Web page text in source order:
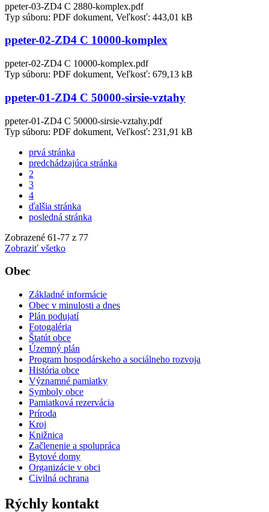
ppeter-03-ZD4 C 2880-komplex.pdf
Typ súboru: PDF dokument, Veľkosť: 443,01 kB
ppeter-02-ZD4 C 10000-komplex
ppeter-02-ZD4 C 10000-komplex.pdf
Typ súboru: PDF dokument, Veľkosť: 679,13 kB
ppeter-01-ZD4 C 50000-sirsie-vztahy
ppeter-01-ZD4 C 50000-sirsie-vztahy.pdf
Typ súboru: PDF dokument, Veľkosť: 231,91 kB
prvá stránka
predchádzajúca stránka
2
3
4
ďalšia stránka
posledná stránka
Zobrazené 61-77 z 77
Zobraziť všetko
Obec
Základné informácie
Obec v minulosti a dnes
Plán podujatí
Fotogaléria
Štatút obce
Územný plán
Program hospodárskeho a sociálneho rozvoja
História obce
Významné pamiatky
Symboly obce
Pamiatková rezervácia
Príroda
Kroj
Knižnica
Začlenenie a spolupráca
Bytové domy
Organizácie v obci
Civilná ochrana
Rýchly kontakt